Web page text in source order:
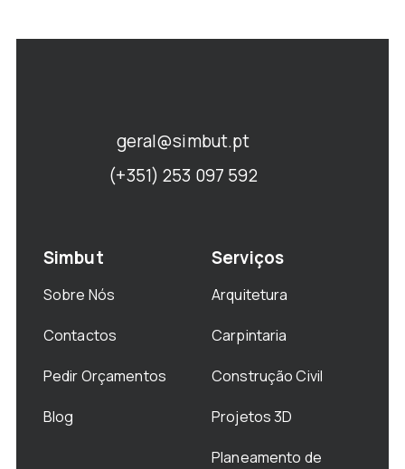
geral@simbut.pt
(+351) 253 097 592
Simbut
Sobre Nós
Contactos
Pedir Orçamentos
Blog
Serviços
Arquitetura
Carpintaria
Construção Civil
Projetos 3D
Planeamento de